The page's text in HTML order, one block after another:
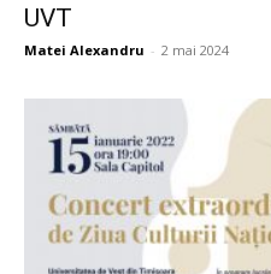
UVT
Matei Alexandru - 2 mai 2024